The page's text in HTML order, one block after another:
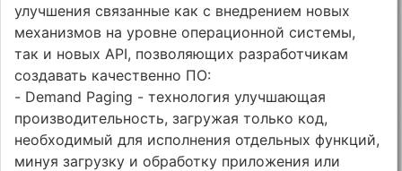
улучшения связанные как с внедрением новых
механизмов на уровне операционной системы,
так и новых API, позволяющих разработчикам
создавать качественно ПО:
- Demand Paging - технология улучшающая
производительность, загружая только код,
необходимый для исполнения отдельных функций,
минуя загрузку и обработку приложения или